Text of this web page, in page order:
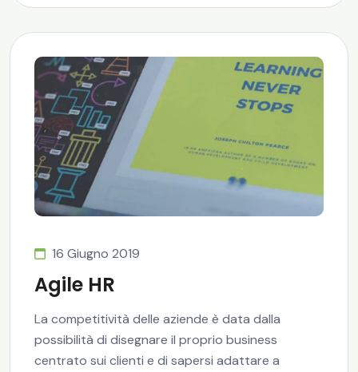
16 Giugno 2019
Agile HR
La competitività delle aziende è data dalla
possibilità di disegnare il proprio business
centrato sui clienti e di sapersi adattare a